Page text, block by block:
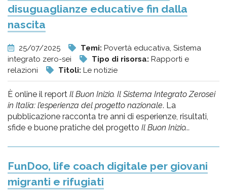
disuguaglianze educative fin dalla
nascita
25/07/2025 Temi: Povertà educativa, Sistema
integrato zero-sei
Tipo di risorsa: Rapporti e
relazioni
Titoli: Le notizie
È online il report Il Buon Inizio. Il Sistema Integrato Zerosei
in Italia: l’esperienza del progetto nazionale. La
pubblicazione racconta tre anni di esperienze, risultati,
sfide e buone pratiche del progetto Il Buon Inizio...
FunDoo, life coach digitale per giovani
migranti e rifugiati